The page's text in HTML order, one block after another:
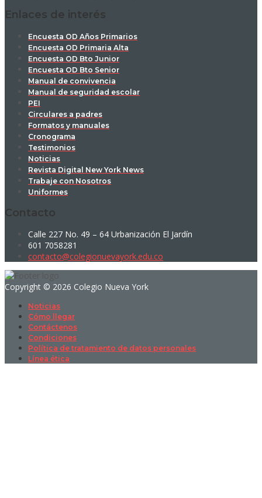
Enlaces de interés
Encuesta OD Años Primarios
Encuesta OD Primaria Alta
Encuesta OD Bto Junior
Encuesta OD Bto Senior
Manual de convivencia
Manual de seguridad escolar
PEI
Circulares a padres
Formatos y manuales
Cronograma
Testimonios
Noticias
Revista Digital New York News
Trabaje con Nosotros
Uniformes
Contacto
Calle 227 No. 49 – 64 Urbanización El Jardín
601 7058281
contacto@colegionuevayork.edu.co
Copyright © 2026 Colegio Nueva York
Noticias
Cómo llegar
Contáctenos
Condiciones
Política de tratamiento de datos personales
Línea ética